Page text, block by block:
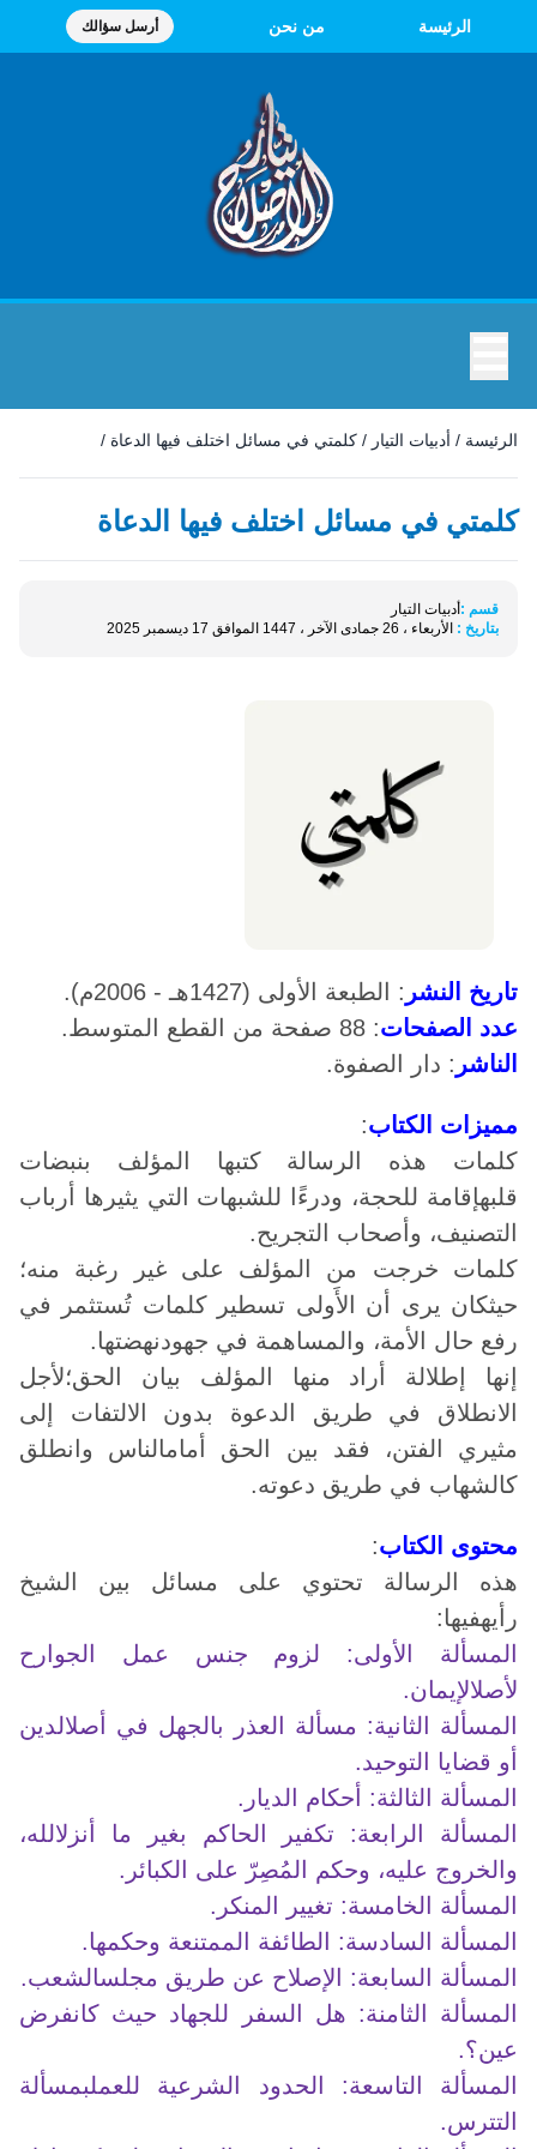
الرئيسة من نحن أرسل سؤالك
الرئيسة / أدبيات التيار / كلمتي في مسائل اختلف فيها الدعاة /
كلمتي في مسائل اختلف فيها الدعاة
قسم : أدبيات التيار
بتاريخ : الأربعاء ، 26 جمادى الآخر ، 1447 الموافق 17 ديسمبر 2025
تاريخ النشر : الطبعة الأولى (1427هـ - 2006م).
عدد الصفحات: 88 صفحة من القطع المتوسط.
الناشر : دار الصفوة.
مميزات الكتاب:
كلمات هذه الرسالة كتبها المؤلف بنبضات
قلبهإقامة للحجة، ودرءًا للشبهات التي يثيرها أرباب
التصنيف، وأصحاب التجريح.
كلمات خرجت من المؤلف على غير رغبة منه؛
حيثكان يرى أن الأَولى تسطير كلمات تُستثمر في
رفع حال الأمة، والمساهمة في جهودنهضتها.
إنها إطلالة أراد منها المؤلف بيان الحق؛لأجل
الانطلاق في طريق الدعوة بدون الالتفات إلى
مثيري الفتن، فقد بين الحق أمامالناس وانطلق
كالشهاب في طريق دعوته.
محتوى الكتاب:
هذه الرسالة تحتوي على مسائل بين الشيخ
رأيهفيها:
المسألة الأولى: لزوم جنس عمل الجوارح
لأصلالإيمان.
المسألة الثانية: مسألة العذر بالجهل في أصلالدين
أو قضايا التوحيد.
المسألة الثالثة: أحكام الديار.
المسألة الرابعة: تكفير الحاكم بغير ما أنزلالله،
والخروج عليه، وحكم المُصِرّ على الكبائر.
المسألة الخامسة: تغيير المنكر.
المسألة السادسة: الطائفة الممتنعة وحكمها.
المسألة السابعة: الإصلاح عن طريق مجلسالشعب.
المسألة الثامنة: هل السفر للجهاد حيث كانفرض
عين؟.
المسألة التاسعة: الحدود الشرعية للعملبمسألة
التترس.